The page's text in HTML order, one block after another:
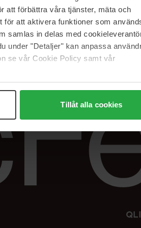
att förbättra våra tjänster, mäta och
för att aktivera funktioner som
samlas in delas med
under "Detaljer" kan anpassa
se vår Cookie Policy samt vår
Tillåt alla cookies
Spor bestillingen min
Retur og reklamasjon
Blush har blitt
Nordicfeel
Instagram
Linkedin